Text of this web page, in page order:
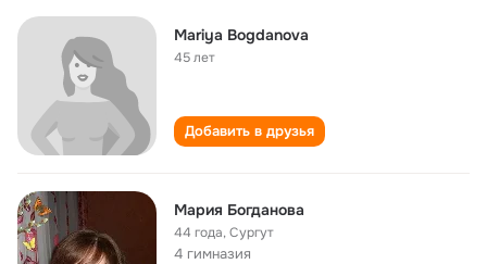
Mariya Bogdanova
45 лет
Добавить в друзья
Мария Богданова
44 года,Сургут
4 гимназия